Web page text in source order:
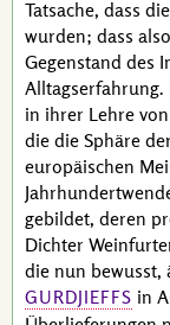
Tatsache, dass
wurden; dass
Gegenstand des
in ihrer Lehre
die die Sphäre
europäischen
gebildet, deren
Dichter
die nun bewusst,
GURDJIEFFS in